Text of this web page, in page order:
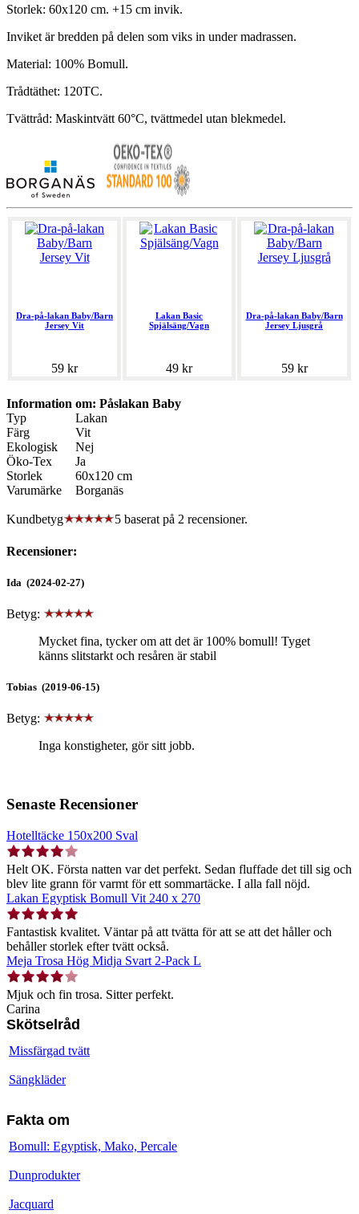
Storlek: 60x120 cm. +15 cm invik.
Inviket är bredden på delen som viks in under madrassen.
Material: 100% Bomull.
Trådtäthet: 120TC.
Tvättråd: Maskintvätt 60°C, tvättmedel utan blekmedel.
Dra-på-lakan Baby/Barn
Jersey Vit
59 kr
Lakan Basic
Spjälsäng/Vagn
49 kr
Dra-på-lakan Baby/Barn
Jersey Ljusgrå
59 kr
Information om: Påslakan Baby
Typ
Lakan
Färg
Vit
Ekologisk
Nej
Öko-Tex
Ja
Storlek
60x120 cm
Varumärke
Borganäs
Kundbetyg 5 baserat på 2 recensioner.
Recensioner:
Ida (2024-02-27)
Betyg:
Mycket fina, tycker om att det är 100% bomull! Tyget
känns slitstarkt och resåren är stabil
Tobias (2019-06-15)
Betyg:
Inga konstigheter, gör sitt jobb.
Senaste Recensioner
Hotelltäcke 150x200 Sval
Helt OK. Första natten var det perfekt. Sedan fluffade det till sig och
blev lite grann för varmt för ett sommartäcke. I alla fall nöjd.
Lakan Egyptisk Bomull Vit 240 x 270
Fantastisk kvalitet. Väntar på att tvätta för att se att det håller och
behåller storlek efter tvätt också.
Meja Trosa Hög Midja Svart 2-Pack L
Mjuk och fin trosa. Sitter perfekt.
Carina
Skötselråd
Missfärgad tvätt
Sängkläder
Fakta om
Bomull: Egyptisk, Mako, Percale
Dunprodukter
Jacquard